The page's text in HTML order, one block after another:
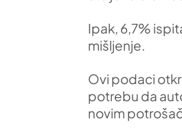
Ipak, 6,7%
mišljenje.
Ovi podaci
potrebu da
novim